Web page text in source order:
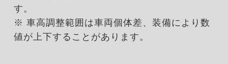
す。
※ 車高調整範囲は車両個体差、装備により数
値が上下することがあります。